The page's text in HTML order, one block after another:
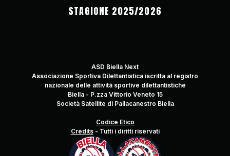
STAGIONE 2025/2026
ASD Biella Next
Associazione Sportiva Dilettantistica iscritta al registro
nazionale delle attività sportive dilettantistiche
Biella - P.zza Vittorio Veneto 15
Società Satellite di Pallacanestro Biella
Codice Etico
Credits- Tutti i diritti riservati